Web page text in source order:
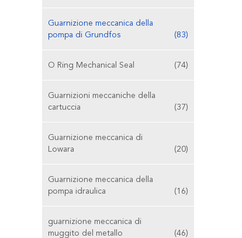
Guarnizione meccanica della
pompa di Grundfos
(83)
O Ring Mechanical Seal (74)
Guarnizioni meccaniche della
cartuccia
(37)
Guarnizione meccanica di
Lowara
(20)
Guarnizione meccanica della
pompa idraulica
(16)
guarnizione meccanica di
muggito del metallo
(46)